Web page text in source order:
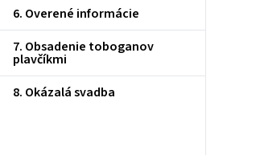
6. Overené informácie
7. Obsadenie toboganov
plavčíkmi
8. Okázalá svadba